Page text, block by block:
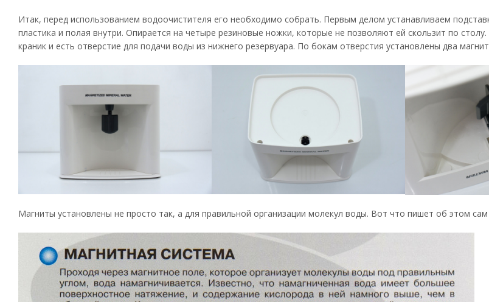
Итак, перед использованием водоочистителя его необходимо собрать. Первым делом устанавливаем
пластика и полая внутри. Опирается на четыре резиновые ножки, которые не позволяют ей скользит по столу.
краник и есть отверстие для подачи воды из нижнего резервуара. По бокам отверстия установлены два
Магниты установлены не просто так, а для правильной организации молекул воды. Вот что пишет об этом